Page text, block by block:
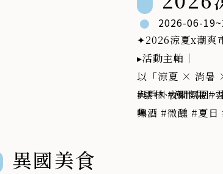
日舞台 🏖️✨
號外📢號外📢
海邊最近不只風很
都像在偷偷準備
有人說，夜晚抬
以前不一樣的光
就來 2026 雲西
2026-06-
✦2026涼夏x潮爽
▸活動主軸｜
以「涼夏 × 消暑
與戶外夜間氛圍
集
氣泡飲｜果汁冰
#雲林 #潮市集 #
啤酒 #微醺 #夏日
異國美食